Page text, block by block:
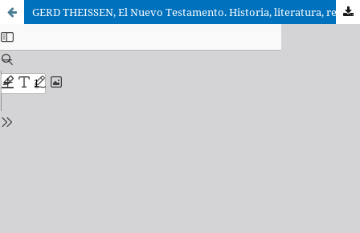
GERD THEISSEN, El Nuevo Testamento. Historia, literatura, religión